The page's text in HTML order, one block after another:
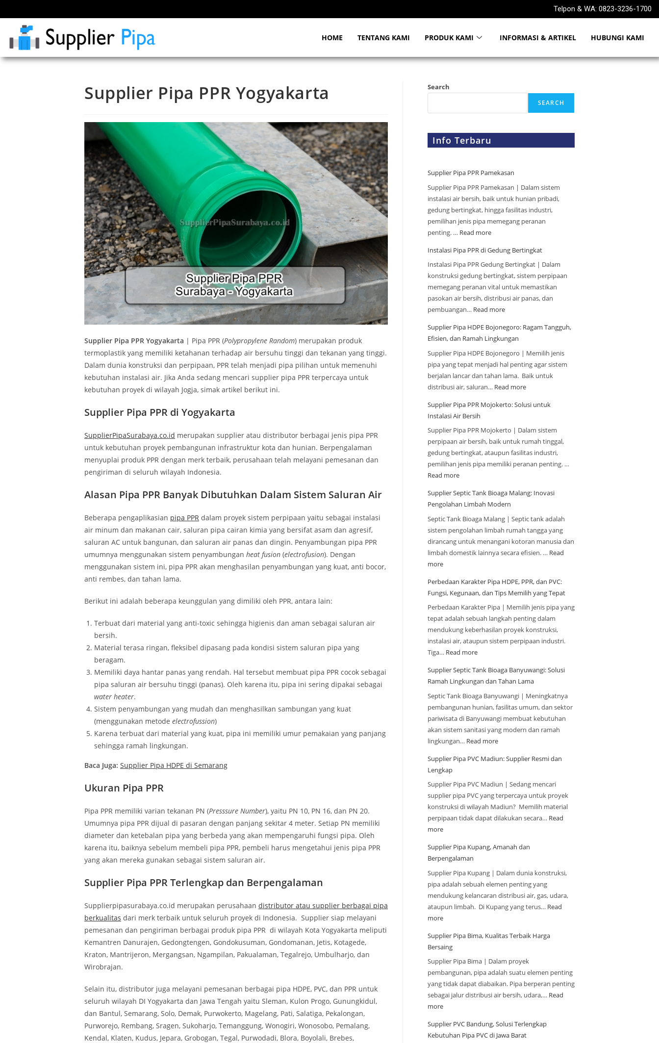
Telpon & WA: 0823-3236-1700
HOME TENTANG KAMI PRODUK KAMI INFORMASI & ARTIKEL HUBUNGI KAMI
Supplier Pipa PPR Yogyakarta
Supplier Pipa PPR Yogyakarta | Pipa PPR (Polypropylene Random) merupakan produk
termoplastik yang memiliki ketahanan terhadap air bersuhu tinggi dan tekanan yang tinggi.
Dalam dunia konstruksi dan perpipaan, PPR telah menjadi pipa pilihan untuk memenuhi
kebutuhan instalasi air. Jika Anda sedang mencari supplier pipa PPR terpercaya untuk
kebutuhan proyek di wilayah Jogja, simak artikel berikut ini.
Supplier Pipa PPR di Yogyakarta
SupplierPipaSurabaya.co.id merupakan supplier atau distributor berbagai jenis pipa PPR
untuk kebutuhan proyek pembangunan infrastruktur kota dan hunian. Berpengalaman
menyuplai produk PPR dengan merk terbaik, perusahaan telah melayani pemesanan dan
pengiriman di seluruh wilayah Indonesia.
Alasan Pipa PPR Banyak Dibutuhkan Dalam Sistem Saluran Air
Beberapa pengaplikasian pipa PPR dalam proyek sistem perpipaan yaitu sebagai instalasi
air minum dan makanan cair, saluran pipa cairan kimia yang bersifat asam dan agresif,
saluran AC untuk bangunan, dan saluran air panas dan dingin. Penyambungan pipa PPR
umumnya menggunakan sistem penyambungan heat fusion (electrofusion). Dengan
menggunakan sistem ini, pipa PPR akan menghasilan penyambungan yang kuat, anti bocor,
anti rembes, dan tahan lama.
Berikut ini adalah beberapa keunggulan yang dimiliki oleh PPR, antara lain:
Terbuat dari material yang anti-toxic sehingga higienis dan aman sebagai saluran air
bersih.
Material terasa ringan, fleksibel dipasang pada kondisi sistem saluran pipa yang
beragam.
Memiliki daya hantar panas yang rendah. Hal tersebut membuat pipa PPR cocok sebagai
pipa saluran air bersuhu tinggi (panas). Oleh karena itu, pipa ini sering dipakai sebagai
water heater.
Sistem penyambungan yang mudah dan menghasilkan sambungan yang kuat
(menggunakan metode electrofussion)
Karena terbuat dari material yang kuat, pipa ini memiliki umur pemakaian yang panjang
sehingga ramah lingkungan.
Baca Juga: Supplier Pipa HDPE di Semarang
Ukuran Pipa PPR
Pipa PPR memiliki varian tekanan PN (Presssure Number), yaitu PN 10, PN 16, dan PN 20.
Umumnya pipa PPR dijual di pasaran dengan panjang sekitar 4 meter. Setiap PN memiliki
diameter dan ketebalan pipa yang berbeda yang akan mempengaruhi fungsi pipa. Oleh
karena itu, baiknya sebelum membeli pipa PPR, pembeli harus mengetahui jenis pipa PPR
yang akan mereka gunakan sebagai sistem saluran air.
Supplier Pipa PPR Terlengkap dan Berpengalaman
Supplierpipasurabaya.co.id merupakan perusahaan distributor atau supplier berbagai pipa
berkualitas dari merk terbaik untuk seluruh proyek di Indonesia. Supplier siap melayani
pemesanan dan pengiriman berbagai produk pipa PPR di wilayah Kota Yogyakarta meliputi
Kemantren Danurajen, Gedongtengen, Gondokusuman, Gondomanan, Jetis, Kotagede,
Kraton, Mantrijeron, Mergangsan, Ngampilan, Pakualaman, Tegalrejo, Umbulharjo, dan
Wirobrajan.
Selain itu, distributor juga melayani pemesanan berbagai pipa HDPE, PVC, dan PPR untuk
seluruh wilayah DI Yogyakarta dan Jawa Tengah yaitu Sleman, Kulon Progo, Gunungkidul,
dan Bantul, Semarang, Solo, Demak, Purwokerto, Magelang, Pati, Salatiga, Pekalongan,
Purworejo, Rembang, Sragen, Sukoharjo, Temanggung, Wonogiri, Wonosobo, Pemalang,
Kendal, Klaten, Kudus, Jepara, Grobogan, Tegal, Purwodadi, Blora, Boyolali, Brebes,
Search
SEARCH
Info Terbaru
Supplier Pipa PPR Pamekasan
Supplier Pipa PPR Pamekasan | Dalam sistem
instalasi air bersih, baik untuk hunian pribadi,
gedung bertingkat, hingga fasilitas industri,
pemilihan jenis pipa memegang peranan
penting. … Read more
Instalasi Pipa PPR di Gedung Bertingkat
Instalasi Pipa PPR Gedung Bertingkat | Dalam
konstruksi gedung bertingkat, sistem perpipaan
memegang peranan vital untuk memastikan
pasokan air bersih, distribusi air panas, dan
pembuangan… Read more
Supplier Pipa HDPE Bojonegoro: Ragam Tangguh,
Efisien, dan Ramah Lingkungan
Supplier Pipa HDPE Bojonegoro | Memilih jenis
pipa yang tepat menjadi hal penting agar sistem
berjalan lancar dan tahan lama. Baik untuk
distribusi air, saluran… Read more
Supplier Pipa PPR Mojokerto: Solusi untuk
Instalasi Air Bersih
Supplier Pipa PPR Mojokerto | Dalam sistem
perpipaan air bersih, baik untuk rumah tinggal,
gedung bertingkat, ataupun fasilitas industri,
pemilihan jenis pipa memiliki peranan penting. …
Read more
Supplier Septic Tank Bioaga Malang: Inovasi
Pengolahan Limbah Modern
Septic Tank Bioaga Malang | Septic tank adalah
sistem pengolahan limbah rumah tangga yang
dirancang untuk menangani kotoran manusia dan
limbah domestik lainnya secara efisien. … Read
more
Perbedaan Karakter Pipa HDPE, PPR, dan PVC:
Fungsi, Kegunaan, dan Tips Memilih yang Tepat
Perbedaan Karakter Pipa | Memilih jenis pipa yang
tepat adalah sebuah langkah penting dalam
mendukung keberhasilan proyek konstruksi,
instalasi air, ataupun sistem perpipaan industri.
Tiga… Read more
Supplier Septic Tank Bioaga Banyuwangi: Solusi
Ramah Lingkungan dan Tahan Lama
Septic Tank Bioaga Banyuwangi | Meningkatnya
pembangunan hunian, fasilitas umum, dan sektor
pariwisata di Banyuwangi membuat kebutuhan
akan sistem sanitasi yang modern dan ramah
lingkungan… Read more
Supplier Pipa PVC Madiun: Supplier Resmi dan
Lengkap
Supplier Pipa PVC Madiun | Sedang mencari
supplier pipa PVC yang terpercaya untuk proyek
konstruksi di wilayah Madiun? Memilih material
perpipaan tidak dapat dilakukan secara… Read
more
Supplier Pipa Kupang, Amanah dan
Berpengalaman
Supplier Pipa Kupang | Dalam dunia konstruksi,
pipa adalah sebuah elemen penting yang
mendukung kelancaran distribusi air, gas, udara,
ataupun limbah. Di Kupang yang terus… Read
more
Supplier Pipa Bima, Kualitas Terbaik Harga
Bersaing
Supplier Pipa Bima | Dalam proyek
pembangunan, pipa adalah suatu elemen penting
yang tidak dapat diabaikan. Pipa berperan penting
sebagai jalur distribusi air bersih, udara,… Read
more
Supplier PVC Bandung, Solusi Terlengkap
Kebutuhan Pipa PVC di Jawa Barat